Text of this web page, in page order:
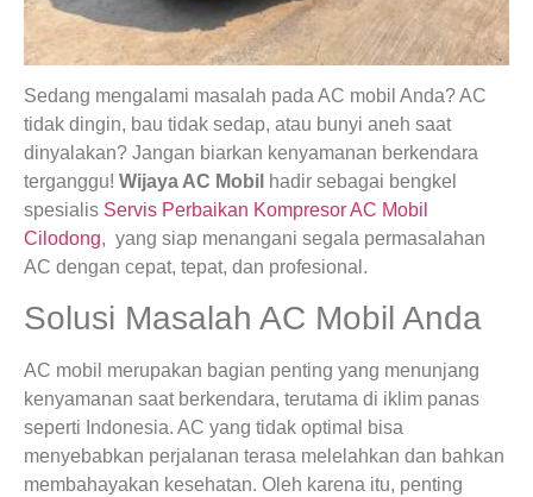
Sedang mengalami masalah pada AC mobil Anda? AC
tidak dingin, bau tidak sedap, atau bunyi aneh saat
dinyalakan? Jangan biarkan kenyamanan berkendara
terganggu! Wijaya AC Mobil hadir sebagai bengkel
spesialis Servis Perbaikan Kompresor AC Mobil
Cilodong, yang siap menangani segala permasalahan
AC dengan cepat, tepat, dan profesional.
Solusi Masalah AC Mobil Anda
AC mobil merupakan bagian penting yang menunjang
kenyamanan saat berkendara, terutama di iklim panas
seperti Indonesia. AC yang tidak optimal bisa
menyebabkan perjalanan terasa melelahkan dan bahkan
membahayakan kesehatan. Oleh karena itu, penting